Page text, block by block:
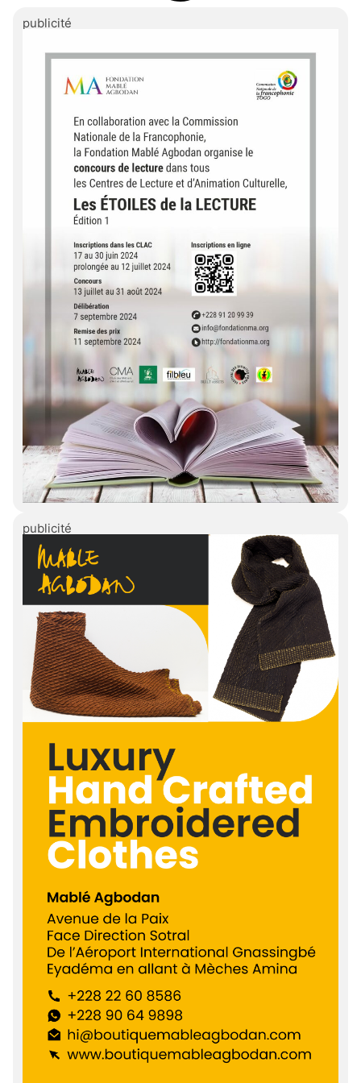
publicité
publicité